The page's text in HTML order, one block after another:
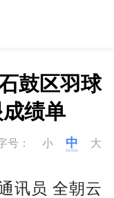
鼓区羽球
绩单
号： 小 中 大
讯员 全朝云